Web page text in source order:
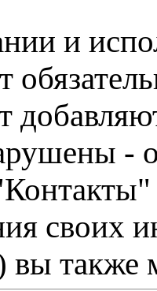
и
-
своих
вы также